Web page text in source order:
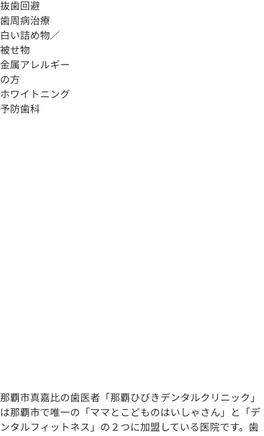
抜歯回避
歯周病治療
白い詰め物／
被せ物
金属アレルギー
の方
ホワイトニング
予防歯科
那覇市真嘉比の歯医者「那覇ひびきデンタルクリニック」
は那覇市で唯一の「ママとこどものはいしゃさん」と「デ
ンタルフィットネス」の２つに加盟している医院です。歯